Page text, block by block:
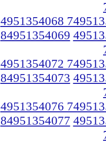
4951354068
84951354069
4951354072
84951354073
4951354076
84951354077